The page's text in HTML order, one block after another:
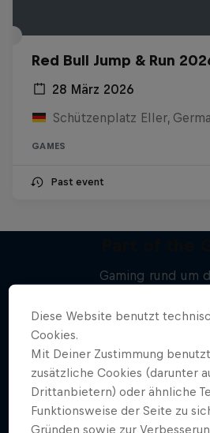
Red Bull Jump & Run
28 März 2026
Schützenplatz Eller,
GAMES
Past event
Gaming rund um
Diese Website benutzt
Cookies.
Mit Deiner Zustimmung
zusätzliche Cookies (darunter
Drittanbietern) oder ähnliche
Funktionsweise der Seite zu
Gründen sowie zur